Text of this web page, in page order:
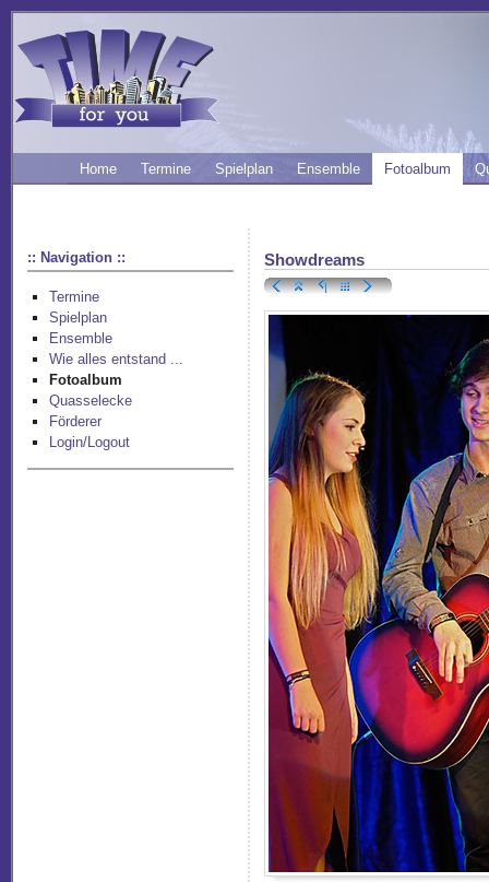
Home Termine Spielplan Ensemble Fotoalbum
:: Navigation ::
Termine
Spielplan
Ensemble
Wie alles entstand ...
Fotoalbum
Quasselecke
Förderer
Login/Logout
Showdreams